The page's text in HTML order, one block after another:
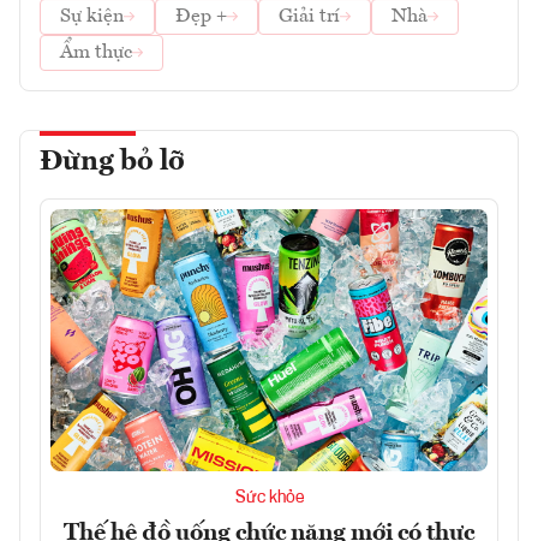
Sự kiện
Đẹp + Giải trí
Nhà
Ẩm thực
Đừng bỏ lỡ
Sức khỏe
Thế hệ đồ uống chức năng mới có thực